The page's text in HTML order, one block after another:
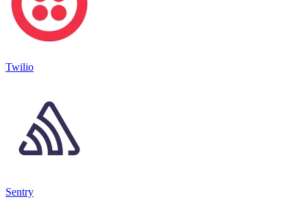
Twilio
Sentry